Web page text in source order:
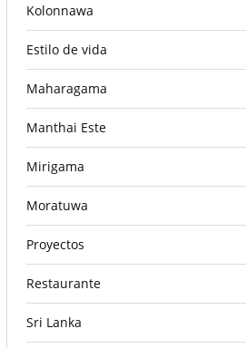
Kolonnawa
Estilo de vida
Maharagama
Manthai Este
Mirigama
Moratuwa
Proyectos
Restaurante
Sri Lanka